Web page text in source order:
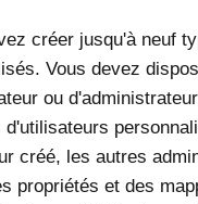
créer jusqu'à neuf
Vous devez
ou
d'utilisateurs
créé, les autres
propriétés et des